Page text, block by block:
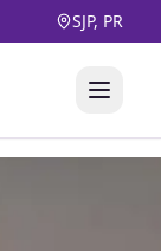
SJP, PR